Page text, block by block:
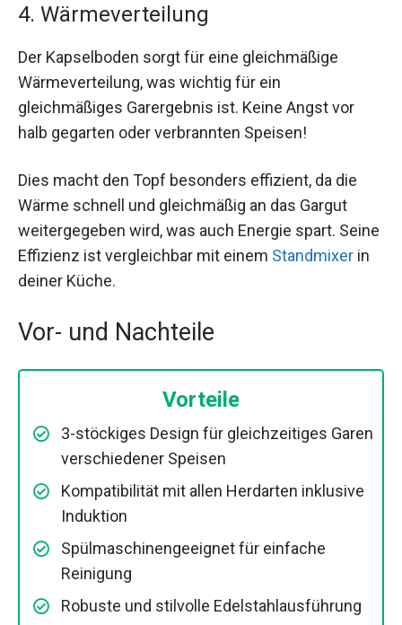
4. Wärmeverteilung
Der Kapselboden sorgt für eine gleichmäßige
Wärmeverteilung, was wichtig für ein
gleichmäßiges Garergebnis ist. Keine Angst vor
halb gegarten oder verbrannten Speisen!
Dies macht den Topf besonders effizient, da die
Wärme schnell und gleichmäßig an das Gargut
weitergegeben wird, was auch Energie spart. Seine
Effizienz ist vergleichbar mit einem Standmixer in
deiner Küche.
Vor- und Nachteile
Vorteile
3-stöckiges Design für gleichzeitiges Garen
verschiedener Speisen
Kompatibilität mit allen Herdarten inklusive
Induktion
Spülmaschinengeeignet für einfache
Reinigung
Robuste und stilvolle Edelstahlausführung